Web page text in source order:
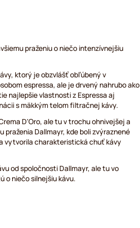
praženiu o niečo intenzívnejšiu
ktorý je obzvlášť obľúbený v
espressa, ale je drvený nahrubo ako
najlepšie vlastnosti z Espressa aj
s mäkkým telom filtračnej kávy.
D'Oro, ale tu v trochu ohnivejšej a
praženia Dallmayr, kde boli zvýraznené
vytvorila charakteristická chuť kávy
od spoločnosti Dallmayr, ale tu vo
o niečo silnejšiu kávu.